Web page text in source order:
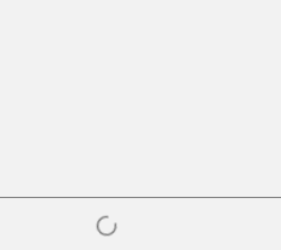
ind eller tilmelde dig som